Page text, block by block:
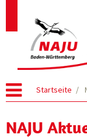
Startseite
NAJU